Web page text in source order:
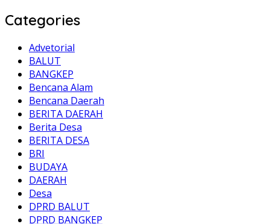
Categories
Advetorial
BALUT
BANGKEP
Bencana Alam
Bencana Daerah
BERITA DAERAH
Berita Desa
BERITA DESA
BRI
BUDAYA
DAERAH
Desa
DPRD BALUT
DPRD BANGKEP